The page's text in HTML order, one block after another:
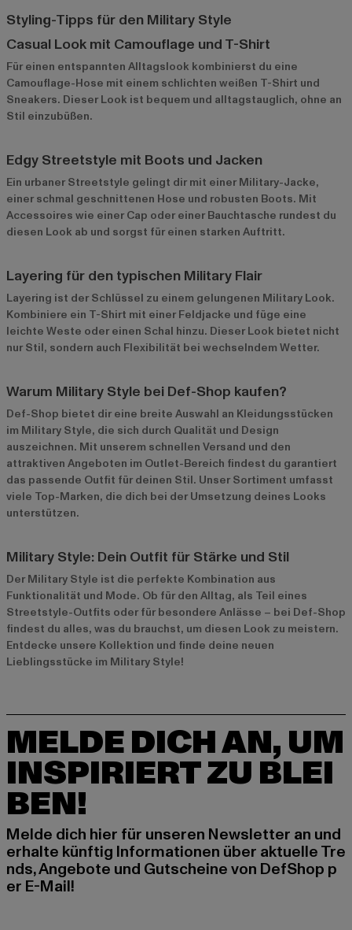
Styling-Tipps für den Military Style
Casual Look mit Camouflage und T-Shirt
Für einen entspannten Alltagslook kombinierst du eine
Camouflage-Hose mit einem schlichten weißen T-Shirt und
Sneakers. Dieser Look ist bequem und alltagstauglich, ohne an
Stil einzubüßen.
Edgy Streetstyle mit Boots und Jacken
Ein urbaner Streetstyle gelingt dir mit einer Military-Jacke,
einer schmal geschnittenen Hose und robusten Boots. Mit
Accessoires wie einer Cap oder einer Bauchtasche rundest du
diesen Look ab und sorgst für einen starken Auftritt.
Layering für den typischen Military Flair
Layering ist der Schlüssel zu einem gelungenen Military Look.
Kombiniere ein T-Shirt mit einer Feldjacke und füge eine
leichte Weste oder einen Schal hinzu. Dieser Look bietet nicht
nur Stil, sondern auch Flexibilität bei wechselndem Wetter.
Warum Military Style bei Def-Shop kaufen?
Def-Shop bietet dir eine breite Auswahl an Kleidungsstücken
im Military Style, die sich durch Qualität und Design
auszeichnen. Mit unserem schnellen Versand und den
attraktiven Angeboten im Outlet-Bereich findest du garantiert
das passende Outfit für deinen Stil. Unser Sortiment umfasst
viele Top-Marken, die dich bei der Umsetzung deines Looks
unterstützen.
Military Style: Dein Outfit für Stärke und Stil
Der Military Style ist die perfekte Kombination aus
Funktionalität und Mode. Ob für den Alltag, als Teil eines
Streetstyle-Outfits oder für besondere Anlässe – bei Def-Shop
findest du alles, was du brauchst, um diesen Look zu meistern.
Entdecke unsere Kollektion und finde deine neuen
Lieblingsstücke im Military Style!
MELDE DICH AN, UM
INSPIRIERT ZU BLEI
BEN!
Melde dich hier für unseren Newsletter an und
erhalte künftig Informationen über aktuelle Tre
nds, Angebote und Gutscheine von DefShop p
er E-Mail!